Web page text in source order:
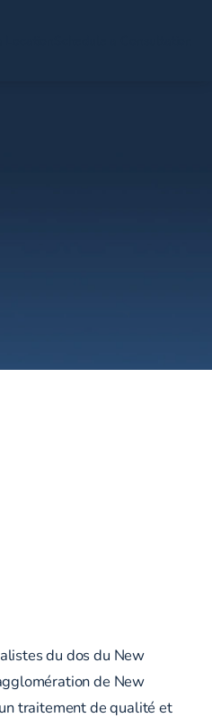
du dosdu New
de New
traitement de qualité et